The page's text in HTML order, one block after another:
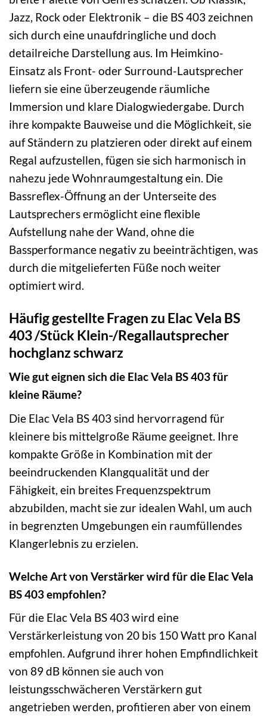
Jazz, Rock oder Elektronik – die BS 403 zeichnen
sich durch eine unaufdringliche und doch
detailreiche Darstellung aus. Im Heimkino-
Einsatz als Front- oder Surround-Lautsprecher
liefern sie eine überzeugende räumliche
Immersion und klare Dialogwiedergabe. Durch
ihre kompakte Bauweise und die Möglichkeit, sie
auf Ständern zu platzieren oder direkt auf einem
Regal aufzustellen, fügen sie sich harmonisch in
nahezu jede Wohnraumgestaltung ein. Die
Bassreflex-Öffnung an der Unterseite des
Lautsprechers ermöglicht eine flexible
Aufstellung nahe der Wand, ohne die
Bassperformance negativ zu beeinträchtigen, was
durch die mitgelieferten Füße noch weiter
optimiert wird.
Häufig gestellte Fragen zu Elac Vela BS
403 /Stück Klein-/Regallautsprecher
hochglanz schwarz
Wie gut eignen sich die Elac Vela BS 403 für
kleine Räume?
Die Elac Vela BS 403 sind hervorragend für
kleinere bis mittelgroße Räume geeignet. Ihre
kompakte Größe in Kombination mit der
beeindruckenden Klangqualität und der
Fähigkeit, ein breites Frequenzspektrum
abzubilden, macht sie zur idealen Wahl, um auch
in begrenzten Umgebungen ein raumfüllendes
Klangerlebnis zu erzielen.
Welche Art von Verstärker wird für die Elac Vela
BS 403 empfohlen?
Für die Elac Vela BS 403 wird eine
Verstärkerleistung von 20 bis 150 Watt pro Kanal
empfohlen. Aufgrund ihrer hohen Empfindlichkeit
von 89 dB können sie auch von
leistungsschwächeren Verstärkern gut
angetrieben werden, profitieren aber von einem